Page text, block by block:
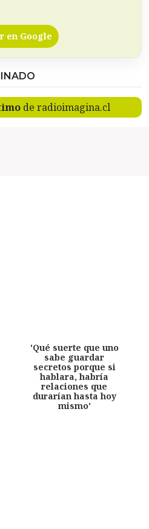
en Google
de radioimagina.cl
'Qué suerte que uno
sabe guardar
secretos porque si
hablara, habría
relaciones que
durarían hasta hoy
mismo'